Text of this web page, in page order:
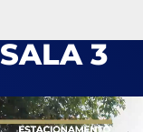
SALA 3